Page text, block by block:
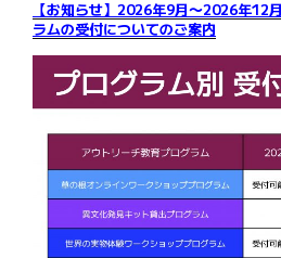
【お知らせ】2026年9月〜2026年12
ラムの受付についてのご案内